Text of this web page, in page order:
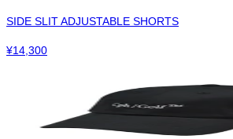
SIDE SLIT ADJUSTABLE SHORTS
¥14,300